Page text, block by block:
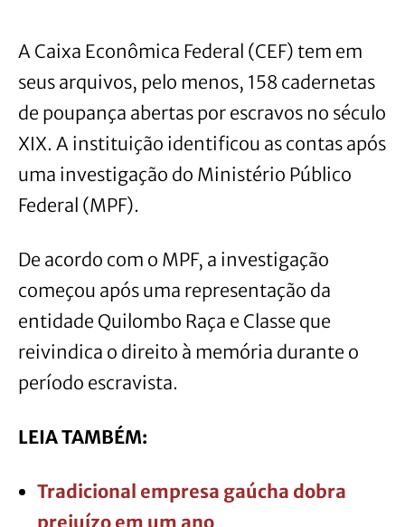
A Caixa Econômica Federal (CEF) tem em
seus arquivos, pelo menos, 158 cadernetas
de poupança abertas por escravos no século
XIX. A instituição identificou as contas após
uma investigação do Ministério Público
Federal (MPF).
De acordo com o MPF, a investigação
começou após uma representação da
entidade Quilombo Raça e Classe que
reivindica o direito à memória durante o
período escravista.
LEIA TAMBÉM:
Tradicional empresa gaúcha dobra
prejuízo em um ano